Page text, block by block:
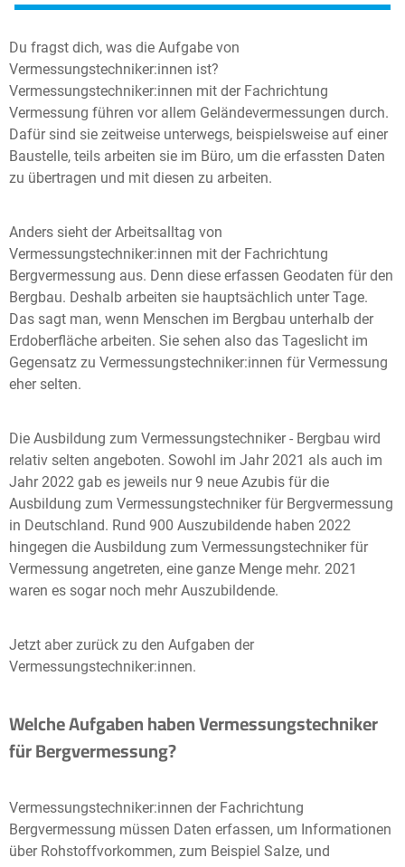
Du fragst dich, was die Aufgabe von
Vermessungstechniker:innen ist?
Vermessungstechniker:innen mit der Fachrichtung
Vermessung führen vor allem Geländevermessungen durch.
Dafür sind sie zeitweise unterwegs, beispielsweise auf einer
Baustelle, teils arbeiten sie im Büro, um die erfassten Daten
zu übertragen und mit diesen zu arbeiten.
Anders sieht der Arbeitsalltag von
Vermessungstechniker:innen mit der Fachrichtung
Bergvermessung aus. Denn diese erfassen Geodaten für den
Bergbau. Deshalb arbeiten sie hauptsächlich unter Tage.
Das sagt man, wenn Menschen im Bergbau unterhalb der
Erdoberfläche arbeiten. Sie sehen also das Tageslicht im
Gegensatz zu Vermessungstechniker:innen für Vermessung
eher selten.
Die Ausbildung zum Vermessungstechniker - Bergbau wird
relativ selten angeboten. Sowohl im Jahr 2021 als auch im
Jahr 2022 gab es jeweils nur 9 neue Azubis für die
Ausbildung zum Vermessungstechniker für Bergvermessung
in Deutschland. Rund 900 Auszubildende haben 2022
hingegen die Ausbildung zum Vermessungstechniker für
Vermessung angetreten, eine ganze Menge mehr. 2021
waren es sogar noch mehr Auszubildende.
Jetzt aber zurück zu den Aufgaben der
Vermessungstechniker:innen.
Welche Aufgaben haben Vermessungstechniker
für Bergvermessung?
Vermessungstechniker:innen der Fachrichtung
Bergvermessung müssen Daten erfassen, um Informationen
über Rohstoffvorkommen, zum Beispiel Salze, und